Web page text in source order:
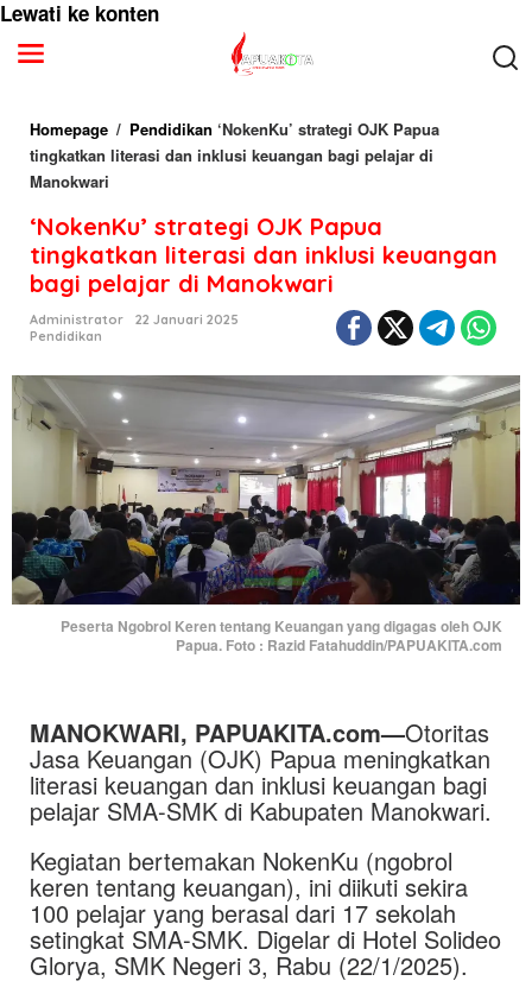
Lewati ke konten
Homepage / Pendidikan ‘NokenKu’ strategi OJK Papua
tingkatkan literasi dan inklusi keuangan bagi pelajar di
Manokwari
‘NokenKu’ strategi OJK Papua
tingkatkan literasi dan inklusi keuangan
bagi pelajar di Manokwari
Administrator
22 Januari 2025
Pendidikan
Peserta Ngobrol Keren tentang Keuangan yang digagas oleh OJK
Papua. Foto : Razid Fatahuddin/PAPUAKITA.com
MANOKWARI, PAPUAKITA.com—Otoritas
Jasa Keuangan (OJK) Papua meningkatkan
literasi keuangan dan inklusi keuangan bagi
pelajar SMA-SMK di Kabupaten Manokwari.
Kegiatan bertemakan NokenKu (ngobrol
keren tentang keuangan), ini diikuti sekira
100 pelajar yang berasal dari 17 sekolah
setingkat SMA-SMK. Digelar di Hotel Solideo
Glorya, SMK Negeri 3, Rabu (22/1/2025).